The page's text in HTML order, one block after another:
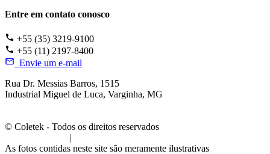
Entre em contato conosco
+55 (35) 3219-9100
+55 (11) 2197-8400
Envie um e-mail
Rua Dr. Messias Barros, 1515
Industrial Miguel de Luca, Varginha, MG
© Coletek - Todos os direitos reservados
|
As fotos contidas neste site são meramente ilustrativas